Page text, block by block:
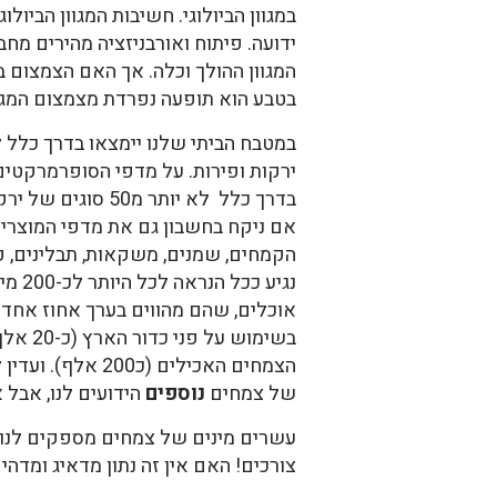
במגוון הביולוגי. חשיבות המגוון
ידועה. פיתוח ואורבניזציה מהירים
המגוון ההולך וכלה. אך האם הצמצום
בטבע הוא תופעה נפרדת מצמצום
במטבח הביתי שלנו יימצאו בדרך
ירקות ופירות. על מדפי
בדרך כלל לא יותר
אם ניקח בחשבון גם את מדפי
הקמחים, שמנים, משקאות, תבלינים,
אוכלים, שהם מהווים בערך אחוז
של צמחים נוספים הידועים לנו,
צורכים! האם אין זה נתון מדאיג